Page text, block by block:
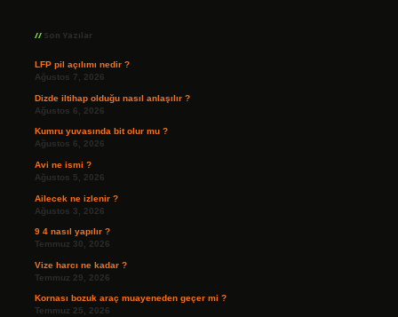
Son Yazılar
LFP pil açılımı nedir ?
Ağustos 7, 2026
Dizde iltihap olduğu nasıl anlaşılır ?
Ağustos 6, 2026
Kumru yuvasında bit olur mu ?
Ağustos 6, 2026
Avi ne ismi ?
Ağustos 5, 2026
Ailecek ne izlenir ?
Ağustos 3, 2026
9 4 nasıl yapılır ?
Temmuz 30, 2026
Vize harcı ne kadar ?
Temmuz 29, 2026
Kornası bozuk araç muayeneden geçer mi ?
Temmuz 25, 2026